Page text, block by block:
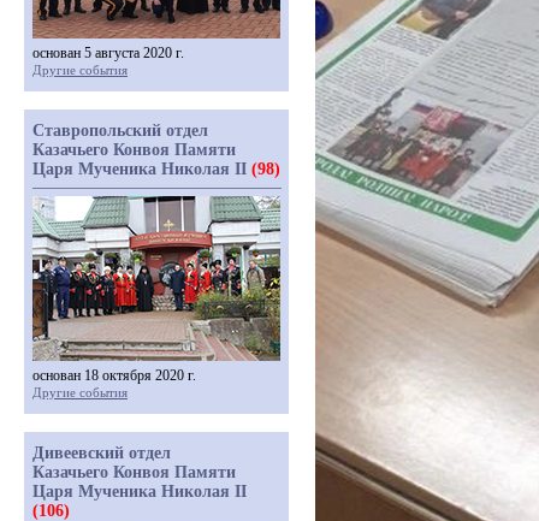
основан 5 августа 2020 г.
Другие события
Ставропольский отдел
Казачьего Конвоя Памяти
Царя Мученика Николая II (98)
основан 18 октября 2020 г.
Другие события
Дивеевский отдел
Казачьего Конвоя Памяти
Царя Мученика Николая II
(106)